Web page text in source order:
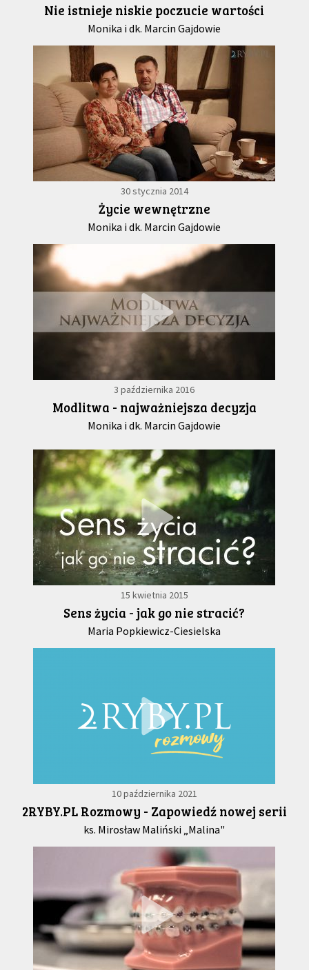
Nie istnieje niskie poczucie wartości
Monika i dk. Marcin Gajdowie
30 stycznia 2014
Życie wewnętrzne
Monika i dk. Marcin Gajdowie
3 października 2016
Modlitwa - najważniejsza decyzja
Monika i dk. Marcin Gajdowie
15 kwietnia 2015
Sens życia - jak go nie stracić?
Maria Popkiewicz-Ciesielska
10 października 2021
2RYBY.PL Rozmowy - Zapowiedź nowej serii
ks. Mirosław Maliński „Malina"